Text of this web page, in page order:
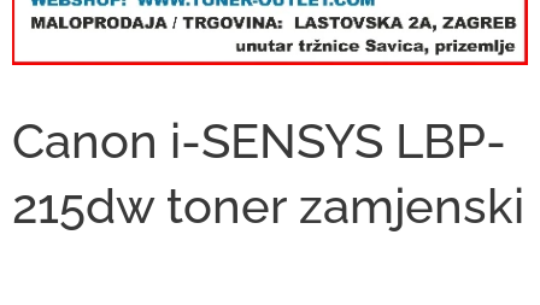
Canon i-SENSYS LBP-
215dw toner zamjenski